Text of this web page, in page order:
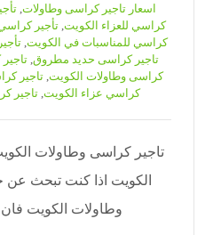
اسعار تاجير كراسى وطاولات ,
كراسي للعزاء الكويت ,تأجير
كراسي للمناسبات في الكويت ,
تاجير كراسى حديد مطروق
كراسى وطاولات الكويت ,تاجير
كراسي عزاء الكويت تاجير
الكويت اذا كنت تبحث
وطاولات الكويت